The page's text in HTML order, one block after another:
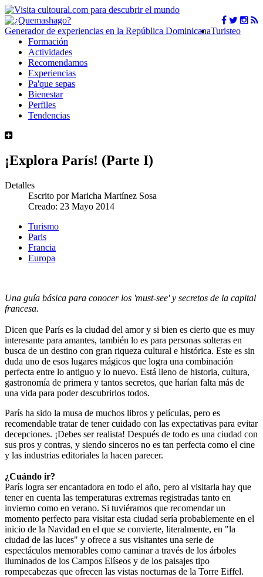
Generador de experiencias en la República DominicanaTuristeo
Formación
Actividades
Recomendamos
Experiencias
Pa'que sepas
Bienestar
Perfiles
Tendencias
¡Explora París! (Parte I)
Detalles
Escrito porMaricha Martínez Sosa
Creado: 23 Mayo 2014
Turismo
Paris
Francia
Europa
Una guía básica para conocer los 'must-see' y secretos de la capital
francesa.
Dicen que París es la ciudad del amor y si bien es cierto que es muy
interesante para amantes, también lo es para personas solteras en
busca de un destino con gran riqueza cultural e histórica. Este es sin
duda uno de esos lugares mágicos que logra una combinación
perfecta entre lo antiguo y lo nuevo. Está lleno de historia, cultura,
gastronomía de primera y tantos secretos, que harían falta más de
una vida para poder descubrirlos todos.
París ha sido la musa de muchos libros y películas, pero es
recomendable tratar de tener cuidado con las expectativas para evitar
decepciones. ¡Debes ser realista! Después de todo es una ciudad con
sus pros y contras, y siendo sinceros no es tan perfecta como el cine
y las industrias editoriales la hacen parecer.
¿Cuándo ir?
París logra ser encantadora en todo el año, pero al visitarla hay que
tener en cuenta las temperaturas extremas registradas tanto en
invierno como en verano. Si tuviéramos que recomendar un
momento perfecto para visitar esta ciudad sería probablemente en el
inicio de la Navidad en el que se convierte, literalmente, en "la
ciudad de las luces" y ofrece a sus visitantes una serie de
espectáculos memorables como caminar a través de los árboles
iluminados de los Campos Elíseos y de los paisajes tipo
rompecabezas que ofrecen las vistas nocturnas de la Torre Eiffel.